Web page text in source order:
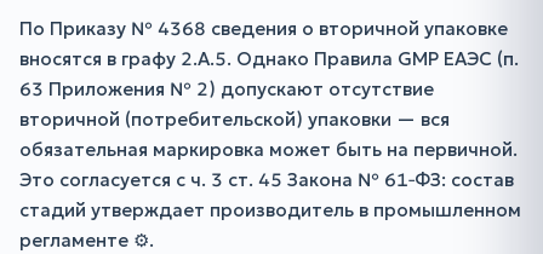
По Приказу № 4368 сведения о вторичной упаковке
вносятся в графу 2.А.5. Однако Правила GMP ЕАЭС (п.
63 Приложения № 2) допускают отсутствие
вторичной (потребительской) упаковки — вся
обязательная маркировка может быть на первичной.
Это согласуется с ч. 3 ст. 45 Закона № 61‑ФЗ: состав
стадий утверждает производитель в промышленном
регламенте ⚙️.